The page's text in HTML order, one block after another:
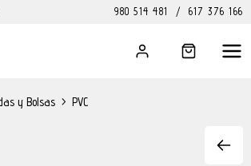
980 514 481 / 617 376 166
y Bolsas > PVC